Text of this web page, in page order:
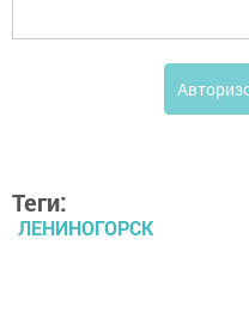
Теги:
ЛЕНИНОГОРСК